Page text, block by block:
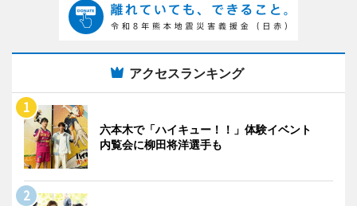
アクセスランキング
六本木で「ハイキュー！！」体験イベント
内覧会に柳田将洋選手も